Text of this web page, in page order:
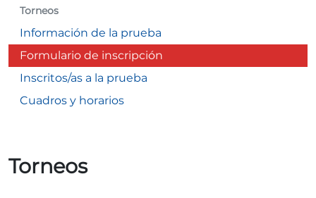
Torneos
Información de la prueba
Formulario de inscripción
Inscritos/as a la prueba
Cuadros y horarios
Torneos